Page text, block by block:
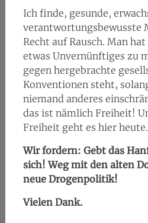
Ich finde, gesunde,
verantwortungsbewusste
Recht auf Rausch. Man
etwas Unvernünftiges zu
gegen hergebrachte
Konventionen steht,
niemand anderes
das ist nämlich Freiheit!
Freiheit geht es hier heute.
Wir fordern: Gebt das
sich! Weg mit den alten
neue Drogenpolitik!
Vielen Dank.